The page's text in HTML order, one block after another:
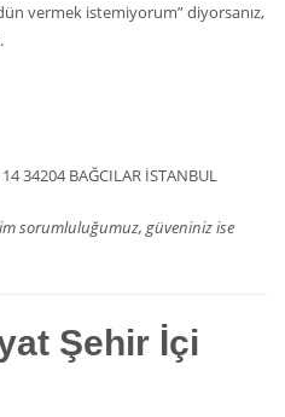
vermek istemiyorum” diyorsanız,
34204 BAĞCILAR İSTANBUL
sorumluluğumuz, güveniniz ise
Şehir İçi